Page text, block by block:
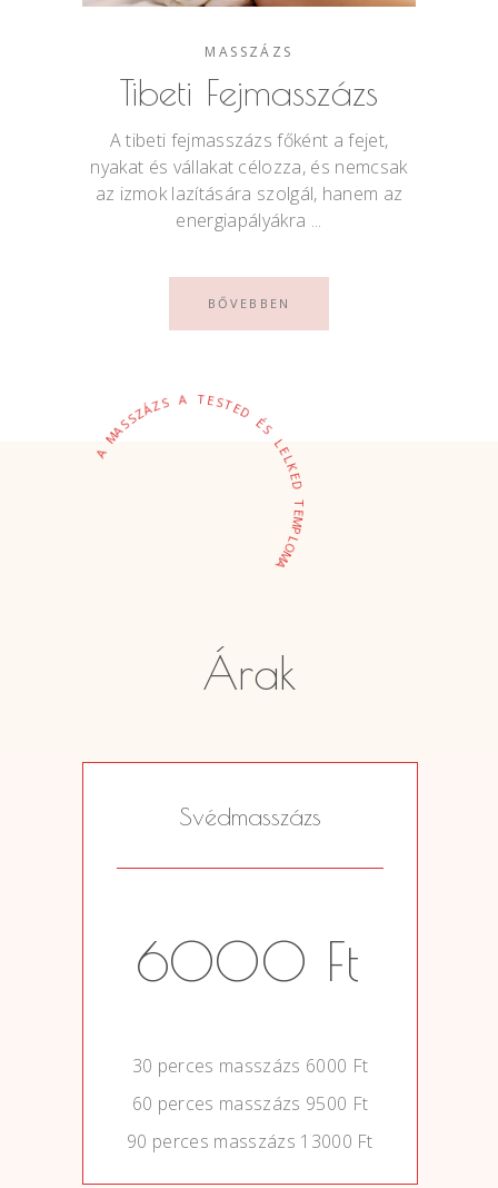
MASSZÁZS
Tibeti Fejmasszázs
A tibeti fejmasszázs főként a fejet,
nyakat és vállakat célozza, és nemcsak
az izmok lazítására szolgál, hanem az
energiapályákra
BŐVEBBEN
A
M
A
SSZÁZS A TESTED
É
S
L
E
L
K
E
D
T
E
M
P
L
O
M
A
Árak
Svédmasszázs
6000 Ft
30 perces masszázs 6000 Ft
60 perces masszázs 9500 Ft
90 perces masszázs 13000 Ft